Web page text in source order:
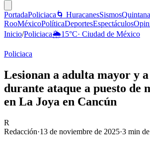
PortadaPoliciaca 🌀 HuracanesSismosQuintana
RooMéxicoPolíticaDeportesEspectáculos
Inicio/Policiaca🌦️15°C· Ciudad de México
Policiaca
Lesionan a adulta mayor y
durante ataque a puesto de
en La Joya en Cancún
R
Redacción·13 de noviembre de 2025·3 min